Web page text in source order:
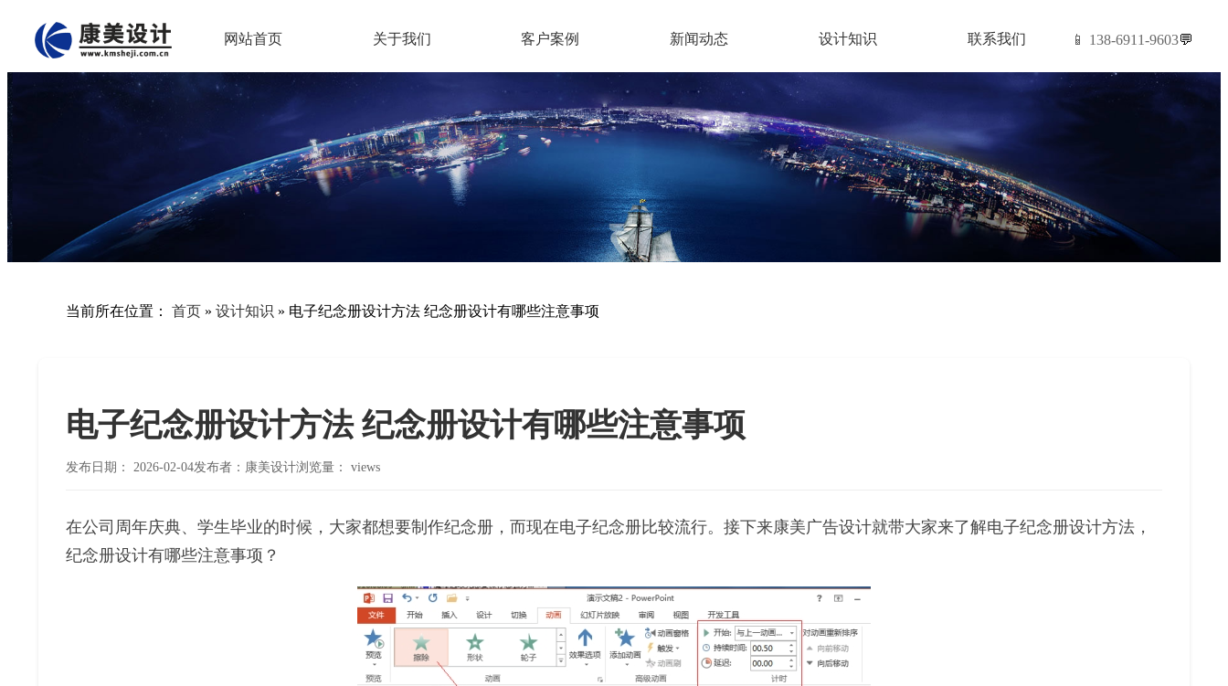
网站首页 关于我们 客户案例 新闻动态 设计知识 联系我们 📱 138-6911-9603💬
当前所在位置： 首页 » 设计知识 » 电子纪念册设计方法 纪念册设计有哪些注意事项
电子纪念册设计方法 纪念册设计有哪些注意事项
发布日期： 2026-02-04发布者：康美设计浏览量： views
在公司周年庆典、学生毕业的时候，大家都想要制作纪念册，而现在电子纪念册比较流行。接下来康美广告设计就带大家来了解电子纪念册设计方法，
纪念册设计有哪些注意事项？